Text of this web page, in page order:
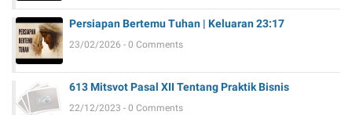
Persiapan Bertemu Tuhan | Keluaran 23:17
23/02/2026 - 0 Comments
613 Mitsvot Pasal XII Tentang Praktik Bisnis
22/12/2023 - 0 Comments